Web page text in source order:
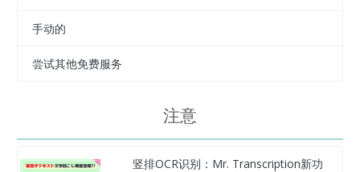
手动的
尝试其他免费服务
注意
竖排OCR识别：Mr. Transcription新功